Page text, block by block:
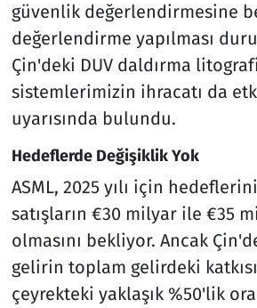
güvenlik değerlendirmesine
değerlendirme yapılması
Çin'deki DUV daldırma litografi
sistemlerimizin ihracatı da
uyarısında bulundu.
Hedeflerde Değişiklik Yok
ASML, 2025 yılı için
satışların €30 milyar ile €35
olmasını bekliyor. Ancak
gelirin toplam gelirdeki
çeyrekteki yaklaşık %50'lik